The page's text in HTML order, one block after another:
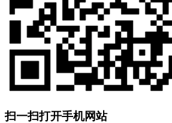
扫一扫打开手机网站